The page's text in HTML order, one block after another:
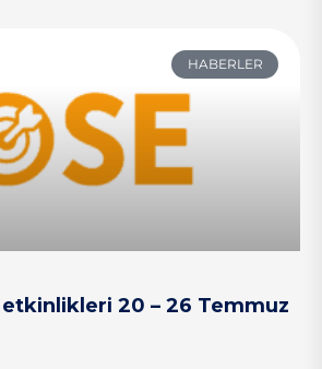
HABERLER
20 – 26 Temmuz